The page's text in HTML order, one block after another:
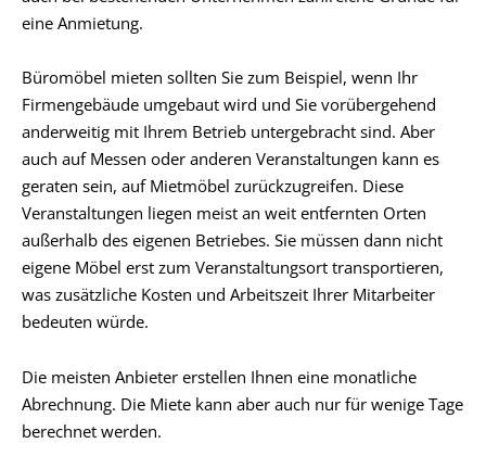
eine Anmietung.
Büromöbel mieten sollten Sie zum Beispiel, wenn Ihr
Firmengebäude umgebaut wird und Sie vorübergehend
anderweitig mit Ihrem Betrieb untergebracht sind. Aber
auch auf Messen oder anderen Veranstaltungen kann es
geraten sein, auf Mietmöbel zurückzugreifen. Diese
Veranstaltungen liegen meist an weit entfernten Orten
außerhalb des eigenen Betriebes. Sie müssen dann nicht
eigene Möbel erst zum Veranstaltungsort transportieren,
was zusätzliche Kosten und Arbeitszeit Ihrer Mitarbeiter
bedeuten würde.
Die meisten Anbieter erstellen Ihnen eine monatliche
Abrechnung. Die Miete kann aber auch nur für wenige Tage
berechnet werden.